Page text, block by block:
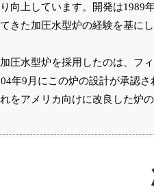
向上しています。開発は1989
きた加圧水型炉の経験を基に
圧水型炉を採用したのは、フ
年9月にこの炉の設計が承認
をアメリカ向けに改良した炉